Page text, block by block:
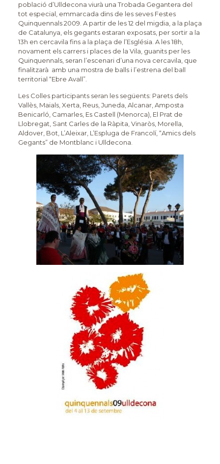
població d’Ulldecona viurà una Trobada Gegantera del
tot especial, emmarcada dins de les seves Festes
Quinquennals 2009. A partir de les 12 del migdia, a la plaça
de Catalunya, els gegants estaran exposats, per sortir a la
13h en cercavila fins a la plaça de l’Església. A les 18h,
novament els carrers i places de la Vila, guanits per les
Quinquennals, seran l’escenari d’una nova cercavila, que
finalitzarà amb una mostra de balls i l’estrena del ball
territorial “Ebre Avall”.
Les Colles participants seran les següents: Parets dels
Vallès, Maials, Xerta, Reus, Juneda, Alcanar, Amposta
Benicarló, Camarles, Es Castell (Menorca), El Prat de
Llobregat, Sant Carles de la Ràpita, Vinaròs, Morella,
Aldover, Bot, L’Aleixar, L’Espluga de Francolí, “Amics dels
Gegants” de Montblanc i Ulldecona.